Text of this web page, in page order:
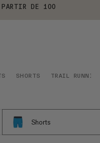
DE 100
SHORTS
TRAIL
Shorts